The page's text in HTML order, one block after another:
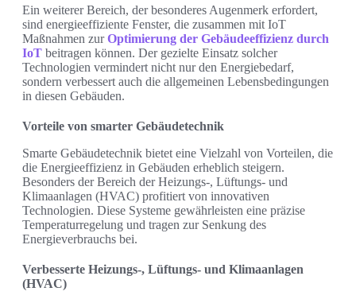
Ein weiterer Bereich, der besonderes Augenmerk erfordert,
sind energieeffiziente Fenster, die zusammen mit IoT
Maßnahmen zurOptimierung der Gebäudeeffizienz durch
IoT beitragen können. Der gezielte Einsatz solcher
Technologien vermindert nicht nur den Energiebedarf,
sondern verbessert auch die allgemeinen Lebensbedingungen
in diesen Gebäuden.
Vorteile von smarter Gebäudetechnik
Smarte Gebäudetechnik bietet eine Vielzahl von Vorteilen, die
die Energieeffizienz in Gebäuden erheblich steigern.
Besonders der Bereich der Heizungs-, Lüftungs- und
Klimaanlagen (HVAC) profitiert von innovativen
Technologien. Diese Systeme gewährleisten eine präzise
Temperaturregelung und tragen zur Senkung des
Energieverbrauchs bei.
Verbesserte Heizungs-, Lüftungs- und Klimaanlagen
(HVAC)